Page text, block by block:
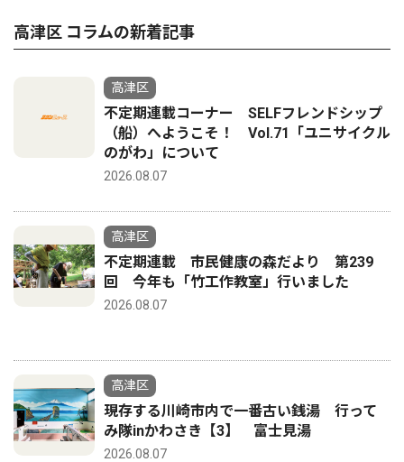
高津区 コラムの新着記事
高津区
不定期連載コーナー SELFフレンドシップ
（船）へようこそ！ Vol.71「ユニサイクル
のがわ」について
2026.08.07
高津区
不定期連載 市民健康の森だより 第239
回 今年も「竹工作教室」行いました
2026.08.07
高津区
現存する川崎市内で一番古い銭湯 行って
み隊inかわさき【3】 富士見湯
2026.08.07